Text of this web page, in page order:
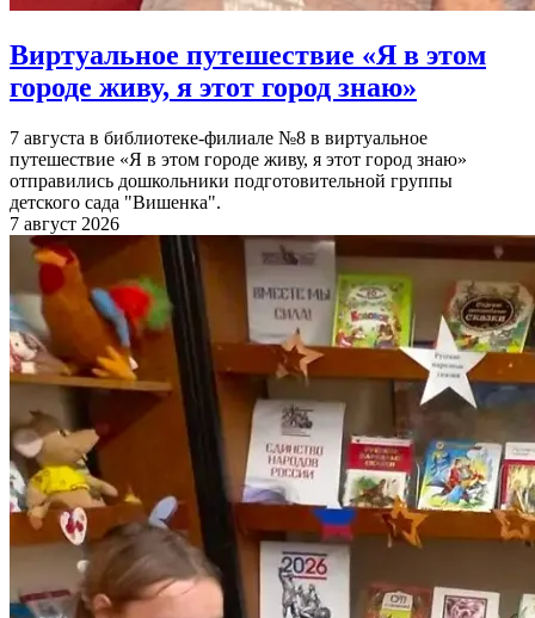
Виртуальное путешествие «Я в этом
городе живу, я этот город знаю»
7 августа в библиотеке-филиале №8 в виртуальное
путешествие «Я в этом городе живу, я этот город знаю»
отправились дошкольники подготовительной группы
детского сада "Вишенка".
7 август 2026